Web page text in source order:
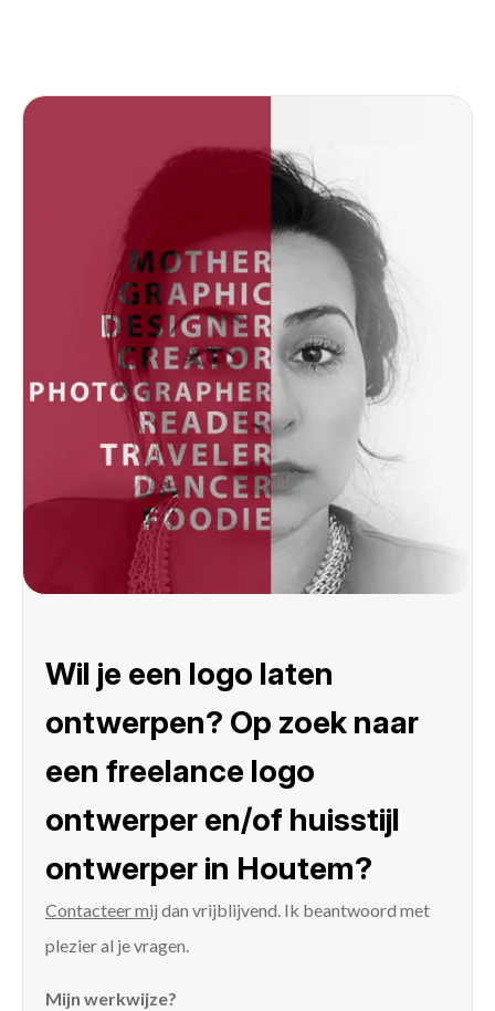
Wil je een logo laten
ontwerpen? Op zoek naar
een freelance logo
ontwerper en/of huisstijl
ontwerper in Houtem?
Contacteer mij dan vrijblijvend. Ik beantwoord met
plezier al je vragen.
Mijn werkwijze?